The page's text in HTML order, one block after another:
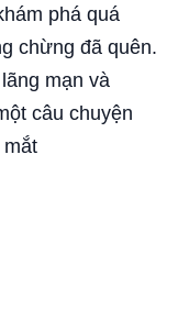
phá quá
chừng đã quên.
mạn và
câu chuyện
mắt